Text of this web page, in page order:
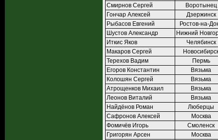
Смирнов Сергей
Воротынец
Гончар Алексей
Дзержинск
Рыбасов Евгений
Ростов-на-
Шустов Александр
Нижний
Иткис Яков
Челябинск
Макаров Сергей
Терехов Вадим
Пермь
Егоров Константин
Вязьма
Колошян Сергей
Вязьма
Атрощенков Михаил
Вязьма
Леонов Виталий
Вязьма
Найдёнов Роман
Люберцы
Сафронов Алексей
Москва
Фомичёв Игорь
Смоленск
Григорян Арсен
Москва